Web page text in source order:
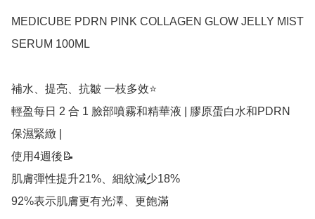
MEDICUBE PDRN PINK COLLAGEN GLOW JELLY MIST
SERUM 100ML
補水、提亮、抗皺 一枝多效⭐️
輕盈每日 2 合 1 臉部噴霧和精華液 | 膠原蛋白水和PDRN
保濕緊緻 |
使用4週後📝
肌膚彈性提升21%、細紋減少18%
92%表示肌膚更有光澤、更飽滿